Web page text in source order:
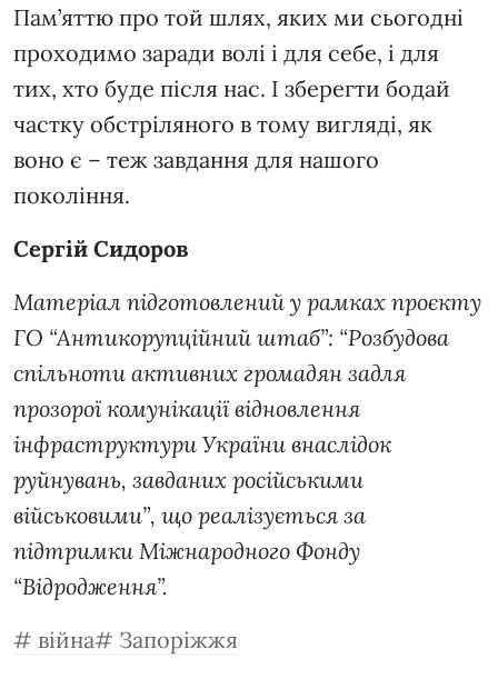
Пам’яттю про той шлях, яких ми сьогодні
проходимо заради волі і для себе, і для
тих, хто буде після нас. І зберегти бодай
частку обстріляного в тому вигляді, як
воно є – теж завдання для нашого
покоління.
Сергій Сидоров
Матеріал підготовлений у рамках проєкту
ГО “Антикорупційний штаб”: “Розбудова
спільноти активних громадян задля
прозорої комунікації відновлення
інфраструктури України внаслідок
руйнувань, завданих російськими
військовими”, що реалізується за
підтримки Міжнародного Фонду
“Відродження”.
війна
Запоріжжя